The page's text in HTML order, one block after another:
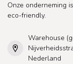
Onze onderneming
eco-friendly.
Warehouse
Nederland